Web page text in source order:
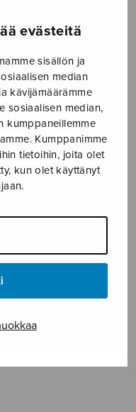
evästeitä
sisällön ja
median
kävijämäärämme
sosiaalisen median,
kumppaneillemme
Kumppanimme
tietoihin, joita olet
kun olet käyttänyt